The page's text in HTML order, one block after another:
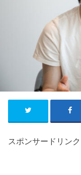
スポンサードリンク